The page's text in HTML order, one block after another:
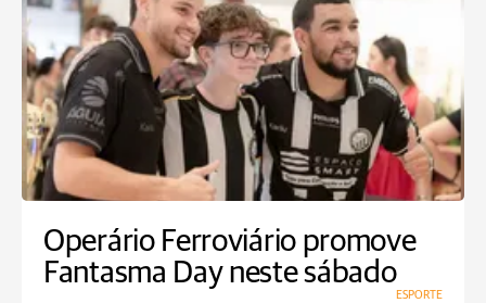
Operário Ferroviário promove
Fantasma Day neste sábado
ESPORTE